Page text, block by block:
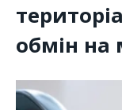
обмін на